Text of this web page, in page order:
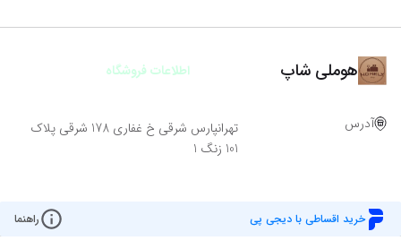
خرید اقساطی با دیجی پی راهنما
هوملی شاپ اطلاعات فروشگاه
آدرس
تهرانپارس شرقی خ غفاری 178 شرقی پلاک
101 زنگ 1